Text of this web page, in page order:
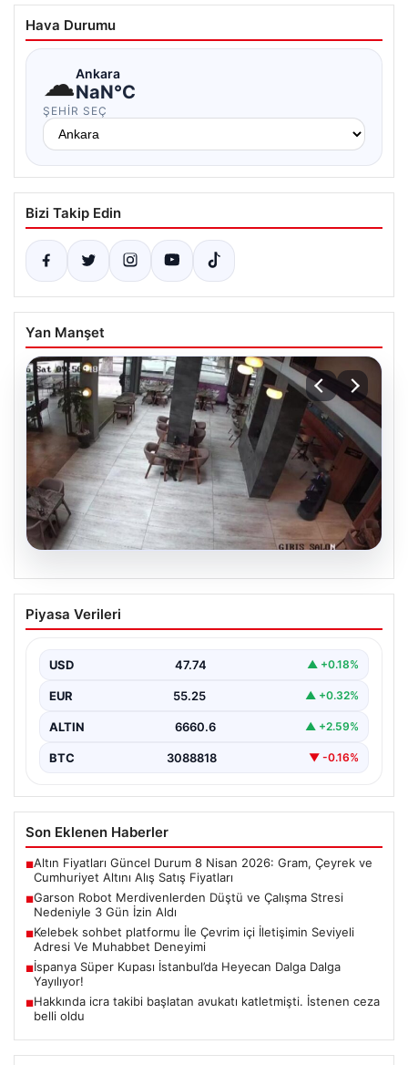
Hava Durumu
☁Ankara
NaN°C
ŞEHIR SEÇ
Bizi Takip Edin
Yan Manşet
Garson Robot Merdivenlerden Düştü ve
Çalışma Stresi Nedeniyle 3 Gün İzin
Amasya'da faaliyet gösteren bir restoranda görev
gündeme…
Piyasa Verileri
USD 47.74 ▲ +0.18%
EUR 55.25 ▲ +0.32%
ALTIN 6660.6 ▲ +2.59%
BTC 3088818 ▼ -0.16%
Son Eklenen Haberler
■Altın Fiyatları Güncel Durum 8 Nisan 2026: Gram, Çeyrek ve
Cumhuriyet Altını Alış Satış Fiyatları
■Garson Robot Merdivenlerden Düştü ve Çalışma Stresi
Nedeniyle 3 Gün İzin Aldı
■Kelebek sohbet platformu İle Çevrim içi İletişimin Seviyeli
Adresi Ve Muhabbet Deneyimi
■İspanya Süper Kupası İstanbul’da Heyecan Dalga Dalga
Yayılıyor!
■Hakkında icra takibi başlatan avukatı katletmişti. İstenen ceza
belli oldu